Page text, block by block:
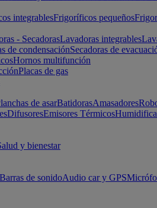
integrablesFrigoríficos pequeños
- SecadorasLavadoras integrables
de condensaciónSecadoras de
Hornos multifunción
Placas de gas
de asarBatidorasAmasadores
DifusoresEmisores Térmicos
y bienestar
Barras de sonidoAudio car y GPS